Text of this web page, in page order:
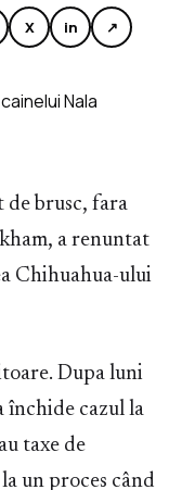
X in ↗
de brusc, fara
a renuntat
Chihuahua-ului
Dupa luni
închide cazul la
taxe de
un proces când